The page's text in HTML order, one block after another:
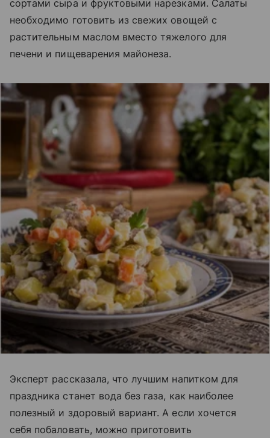
сортами сыра и фруктовыми нарезками. Салаты
необходимо готовить из свежих овощей с
растительным маслом вместо тяжелого для
печени и пищеварения майонеза.
Эксперт рассказала, что лучшим напитком для
праздника станет вода без газа, как наиболее
полезный и здоровый вариант. А если хочется
себя побаловать, можно приготовить